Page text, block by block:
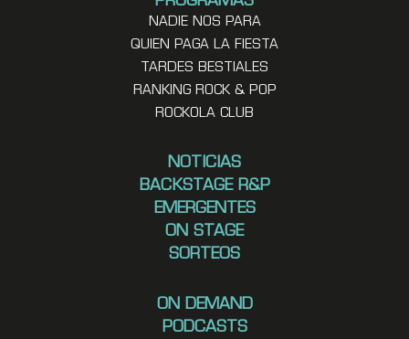
NADIE NOS PARA
QUIEN PAGA LA FIESTA
TARDES BESTIALES
RANKING ROCK & POP
ROCKOLA CLUB
NOTICIAS
BACKSTAGE R&P
EMERGENTES
ON STAGE
SORTEOS
ON DEMAND
PODCASTS